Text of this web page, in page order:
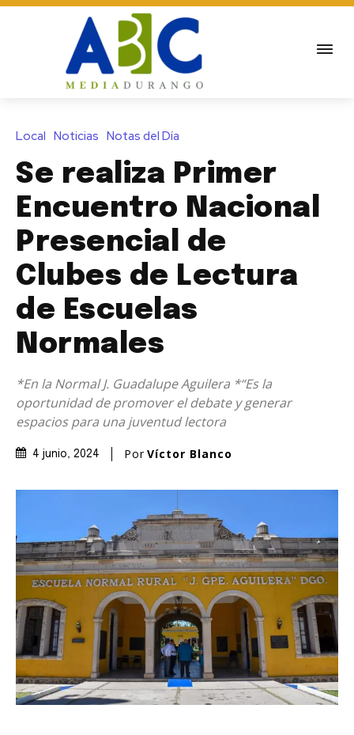
Local Noticias Notas del Día
Se realiza Primer
Encuentro Nacional
Presencial de
Clubes de Lectura
de Escuelas
Normales
*En la Normal J. Guadalupe Aguilera *“Es la
oportunidad de promover el debate y generar
espacios para una juventud lectora
4 junio, 2024 PorVíctor Blanco